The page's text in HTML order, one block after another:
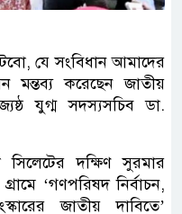
যে সংবিধান আমাদের
মন্তব্য করেছেন জাতীয়
যুগ্ম সদস্যসচিব ডা.
সিলেটের দক্ষিণ সুরমার
‘গণপরিষদ নির্বাচন,
জাতীয় দাবিতে’